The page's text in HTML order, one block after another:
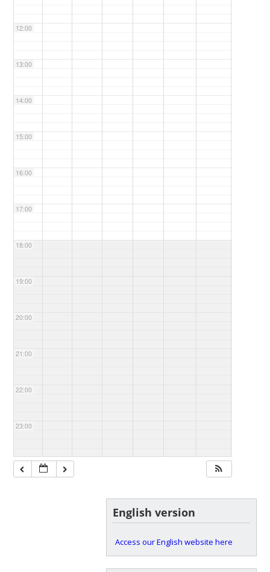
12:00
13:00
14:00
15:00
16:00
17:00
18:00
19:00
20:00
21:00
22:00
23:00
English version
Access our English website here